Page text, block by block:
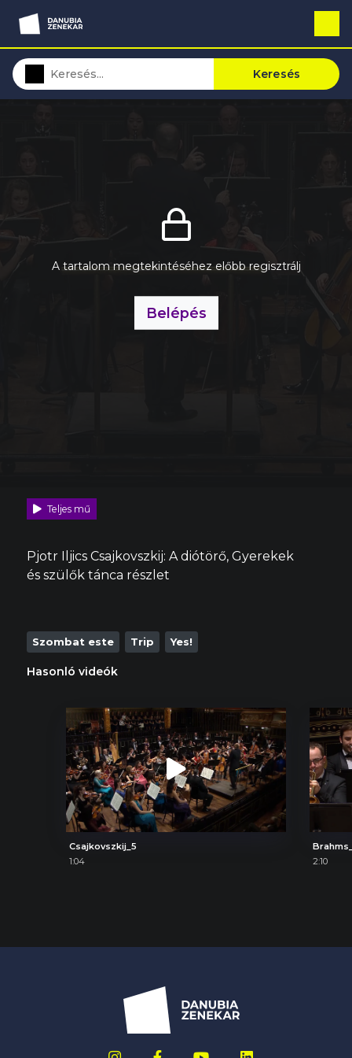
Keresés
A tartalom megtekintéséhez előbb regisztrálj
Belépés
Teljes mű
Pjotr Iljics Csajkovszkij: A diótörő, Gyerekek
és szülők tánca részlet
Szombat este Trip Yes!
Hasonló videók
Csajkovszkij_5
1:04
2:10